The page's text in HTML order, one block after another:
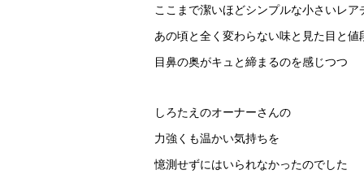
ここまで潔いほどシンプルな小さいレア
あの頃と全く変わらない味と見た目と値
目鼻の奥がキュと締まるのを感じつつ
しろたえのオーナーさんの
力強くも温かい気持ちを
憶測せずにはいられなかったのでした